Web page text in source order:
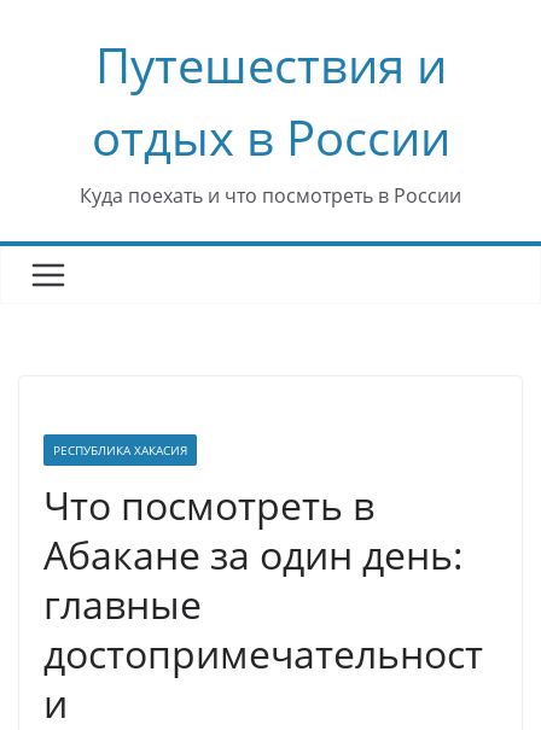
содержимомуПутешествия и
отдых в России
Куда поехать и что посмотреть в России
РЕСПУБЛИКА ХАКАСИЯ
Что посмотреть в
Абакане за один день:
главные
достопримечательност
и